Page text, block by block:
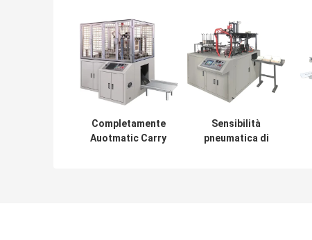
Completamente
Auotmatic Carry
Sensibilità
pneumatica di